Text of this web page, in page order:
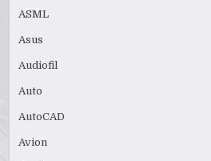
ASML
Asus
Audiofil
Auto
AutoCAD
Avion